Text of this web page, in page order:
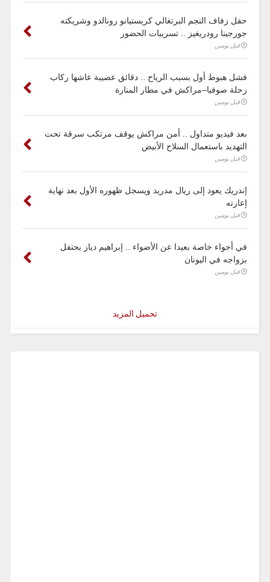
حفل زفاف النجم البرتغالي كريستيانو رونالدو وشريكته
جورجينا رودريغيز .. تسريبات الحضور
قبل يومين
فشل هبوط أول بسبب الرياح .. دقائق عصيبة عاشها ركاب
رحلة صوفيا–مراكش في مطار المنارة
قبل يومين
بعد فيديو متداول .. أمن مراكش يوقف مرتكب سرقة تحت
التهديد باستعمال السلاح الأبيض
قبل يومين
إندريك يعود إلى ريال مدريد ويسجل ظهوره الأول بعد نهاية
إعارته
قبل يومين
في أجواء خاصة بعيدا عن الأضواء .. إبراهيم دياز يحتفل
بزواجه في اليونان
قبل يومين
تحميل المزيد